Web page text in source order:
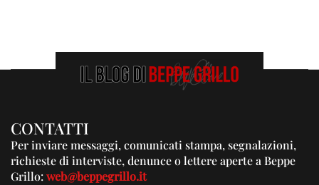
CONTATTI
Per inviare messaggi, comunicati stampa, segnalazioni,
richieste di interviste, denunce o lettere aperte a Beppe
Grillo:web@beppegrillo.it